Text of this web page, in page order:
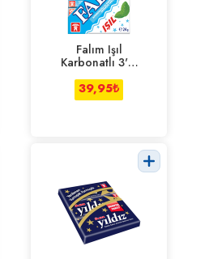
Falım Işıl
Karbonatlı 3'lü
24 g
39,95₺